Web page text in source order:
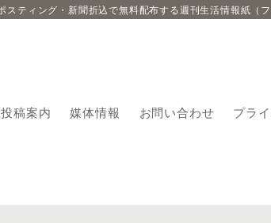
ティング・新聞折込で無料配布する週刊生活情報紙（フ
投稿案内 媒体情報 お問い合わせ プラ